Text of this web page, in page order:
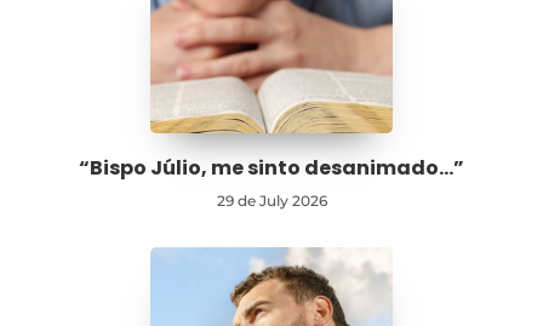
“Bispo Júlio, me sinto desanimado…”
29 de July 2026